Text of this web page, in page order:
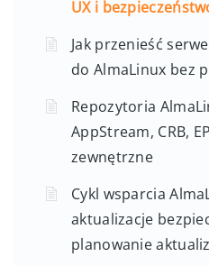
UX i
Jak przenieść
do AlmaLinux bez
Repozytoria
AppStream, CRB,
zewnętrzne
Cykl wsparcia
aktualizacje
planowanie